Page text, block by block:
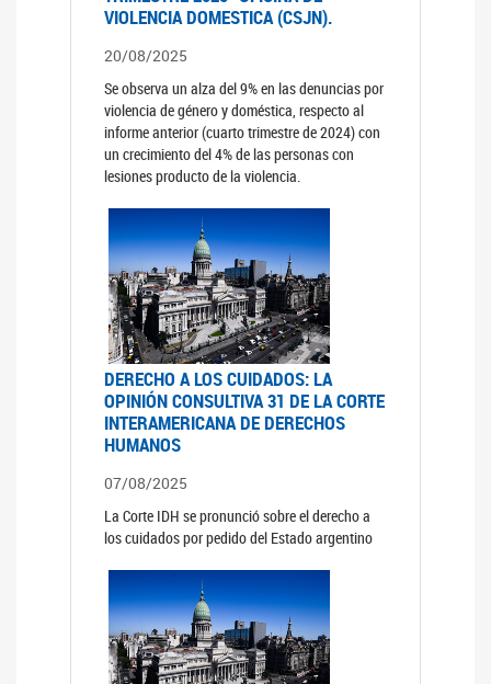
VIOLENCIA DOMESTICA (CSJN).
20/08/2025
Se observa un alza del 9% en las denuncias por
violencia de género y doméstica, respecto al
informe anterior (cuarto trimestre de 2024) con
un crecimiento del 4% de las personas con
lesiones producto de la violencia.
DERECHO A LOS CUIDADOS: LA
OPINIÓN CONSULTIVA 31 DE LA CORTE
INTERAMERICANA DE DERECHOS
HUMANOS
07/08/2025
La Corte IDH se pronunció sobre el derecho a
los cuidados por pedido del Estado argentino